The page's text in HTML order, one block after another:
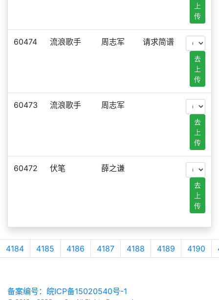
上
传
60474 流浪歌手 周志军 请求简谱
去
上
传
60473 流浪歌手 周志军
去
上
传
60472 伏笔 薛之谦
去
上
传
4184 4185 4186 4187 4188 4189 4190
备案编号：皖ICP备15020540号-1